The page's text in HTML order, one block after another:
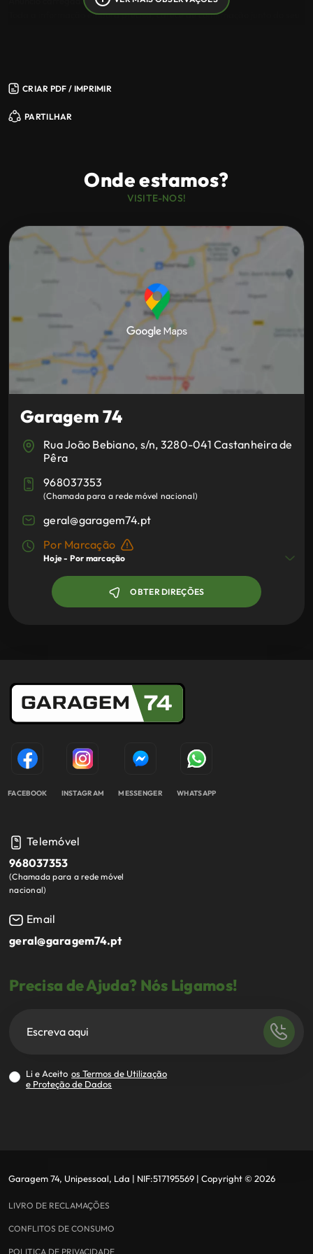
Toda a informação embora precisa, carece de confirmação junto do seu
CRIAR PDF / IMPRIMIR
PARTILHAR
Onde estamos?
VISITE-NOS!
Garagem 74
Rua João Bebiano, s/n, 3280-041 Castanheira de
Pêra
968037353
(Chamada para a rede móvel nacional)
geral@garagem74.pt
Por Marcação
Hoje - Por marcação
OBTER DIREÇÕES
FACEBOOK INSTAGRAM MESSENGER WHATSAPP
Telemóvel
968037353
(Chamada para a rede móvel
nacional)
Email
geral@garagem74.pt
Precisa de Ajuda? Nós Ligamos!
Li e Aceito os Termos de Utilização
e Proteção de Dados
Garagem 74, Unipessoal, Lda | NIF:517195569 | Copyright © 2026
LIVRO DE RECLAMAÇÕES
CONFLITOS DE CONSUMO
POLITICA DE PRIVACIDADE